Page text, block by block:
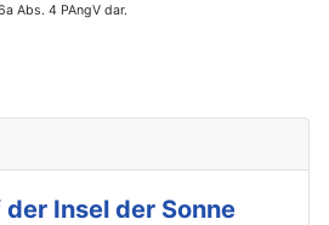
Abs. 4 PAngV dar.
Insel der Sonne